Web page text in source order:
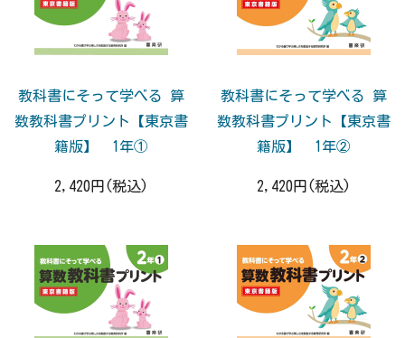
教科書にそって学べる 算
数教科書プリント【東京書
籍版】 1年①
2,420円(税込)
教科書にそって学べる 算
数教科書プリント【東京書
籍版】 1年②
2,420円(税込)